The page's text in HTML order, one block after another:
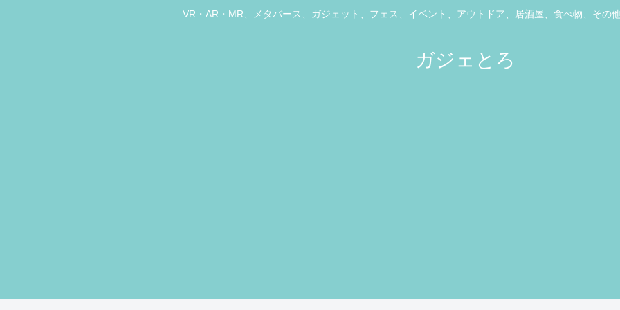
VR・AR・MR、メタバース、ガジェット、フェス、イベント、アウトドア、居酒屋、食べ物、その
ガジェとろ